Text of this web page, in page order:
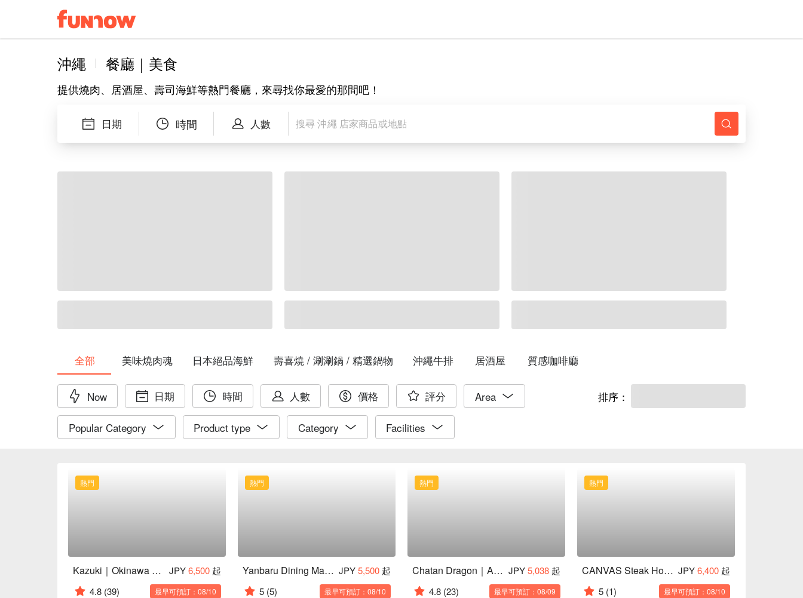
沖繩 餐廳｜美食
提供燒肉、居酒屋、壽司海鮮等熱門餐廳，來尋找你最愛的那間吧！
日期 時間 人數
全部 美味燒肉魂 日本絕品海鮮 壽喜燒 / 涮涮鍋 / 精選鍋物 沖繩牛排 居酒屋 質感咖啡廳
Now 日期 時間 人數 價格 評分 Area
Popular Category Product type Category Facilities
排序：
熱門
Kazuki｜Okinawa Cotton Candy Sukiyaki JPY6,500 起
4.8 (39) 最早可預訂：08/10
熱門
Yanbaru Dining Matsu no Kominka｜Okinawa Nago City Shabu-shabu JPY5,500 起
5 (5) 最早可預訂：08/10
熱門
Chatan Dragon｜All-You-Can-Eat Okinawan BBQ｜10 Minutes by Car from American Village JPY5,038 起
4.8 (23) 最早可預訂：08/09
熱門
CANVAS Steak House JPY6,400 起
5 (1) 最早可預訂：08/10